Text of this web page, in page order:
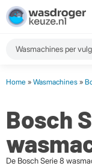
Wasmachines per
Home » Wasmachines »
Bosch
De Bosch Serie 8